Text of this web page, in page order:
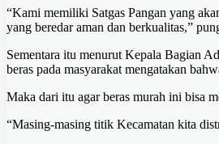
“Kami memiliki Satgas Pangan yang
yang beredar aman dan berkualitas,”
Sementara itu menurut Kepala Bagian
beras pada masyarakat mengatakan
Maka dari itu agar beras murah ini bisa
“Masing-masing titik Kecamatan kita